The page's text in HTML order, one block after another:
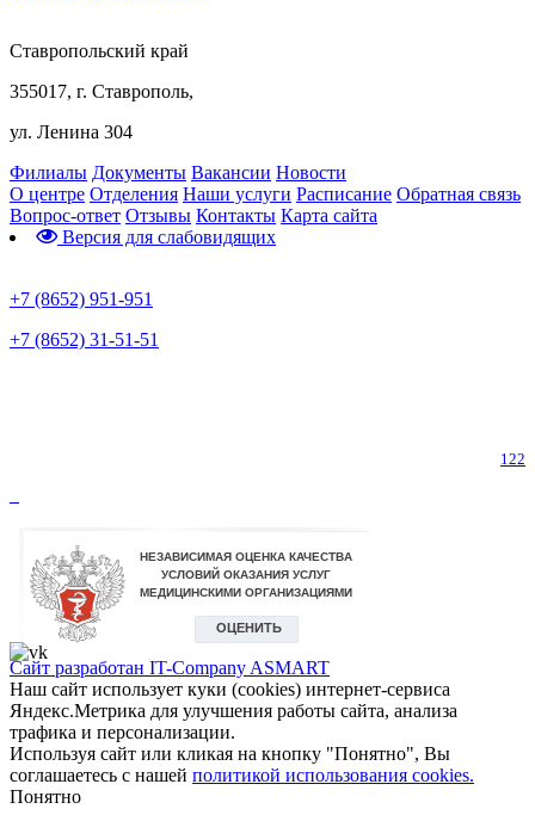
Ставропольский край
355017, г. Ставрополь,
ул. Ленина 304
Филиалы Документы Вакансии Новости
О центре Отделения Наши услуги Расписание Обратная связь
Вопрос-ответ Отзывы Контакты Карта сайта
Версия для слабовидящих
+7 (8652) 951-951
+7 (8652) 31-51-51
122
Сайт разработан IT-Company ASMART
Наш сайт использует куки (cookies) интернет-сервиса
Яндекс.Метрика для улучшения работы сайта, анализа
трафика и персонализации.
Используя сайт или кликая на кнопку "Понятно", Вы
соглашаетесь с нашей политикой использования cookies.
Понятно